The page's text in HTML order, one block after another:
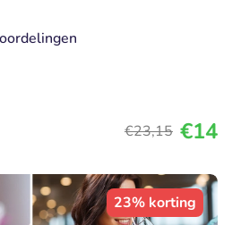
€23,15 €14
23% korting